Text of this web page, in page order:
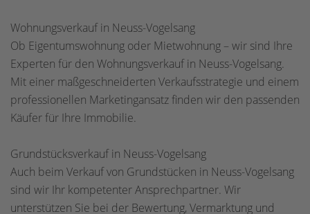
Wohnungsverkauf in Neuss-Vogelsang
Ob Eigentumswohnung oder Mietwohnung – wir sind Ihre
Experten für den Wohnungsverkauf in Neuss-Vogelsang.
Mit einer maßgeschneiderten Verkaufsstrategie und einem
professionellen Marketingansatz finden wir den passenden
Käufer für Ihre Immobilie.
Grundstücksverkauf in Neuss-Vogelsang
Auch beim Verkauf von Grundstücken in Neuss-Vogelsang
sind wir Ihr kompetenter Ansprechpartner. Wir
unterstützen Sie bei der Bewertung, Vermarktung und